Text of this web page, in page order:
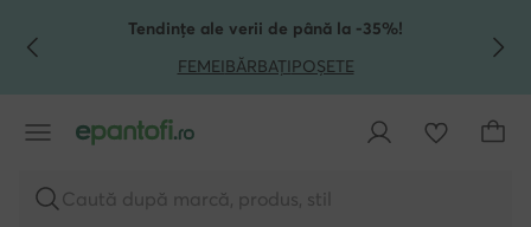
TRECI LA CONȚINUTUL PRINCIPAL
MERGI LA CĂUTARETendințe ale verii de până la -35%!
FEMEIBĂRBAȚIPOȘETE
Caută după marcă, produs, stil